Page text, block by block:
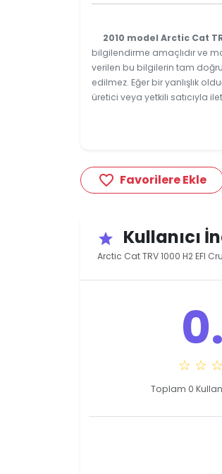
2010 model Arctic Cat
bilgilendirme amaçlıdır ve
verilen bu bilgilerin tam
edilmez. Eğer bir yanlışlık
üretici veya yetkili satıcıyla
favorite_border Favorilere Ekle
star Kullanıcı
Arctic Cat TRV 1000 H2 EFI
☆ ☆
Toplam 0